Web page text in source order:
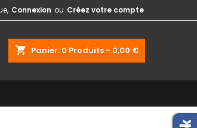
Connexion ou Créez votre compte
shopping_cart Panier: 0 Produits - 0,00 €